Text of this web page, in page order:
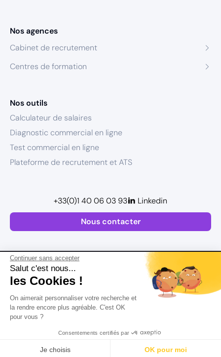
Continuer sans accepter
Salut c'est nous...
les Cookies !
On aimerait personnaliser votre recherche et
la rendre encore plus agréable. C'est OK
pour vous ?
Consentements certifiés par
Je choisis OK pour moi
Nos agences
Cabinet de recrutement
Centres de formation
Nos outils
Calculateur de salaires
Diagnostic commercial en ligne
Test commercial en ligne
Plateforme de recrutement et ATS
Nous contacter
+33(0)1 40 06 03 93 Linkedin
Plan de site
Mentions légales
Conditions Générales d’Utilisation
Version actualisée en
2026
Rechercher